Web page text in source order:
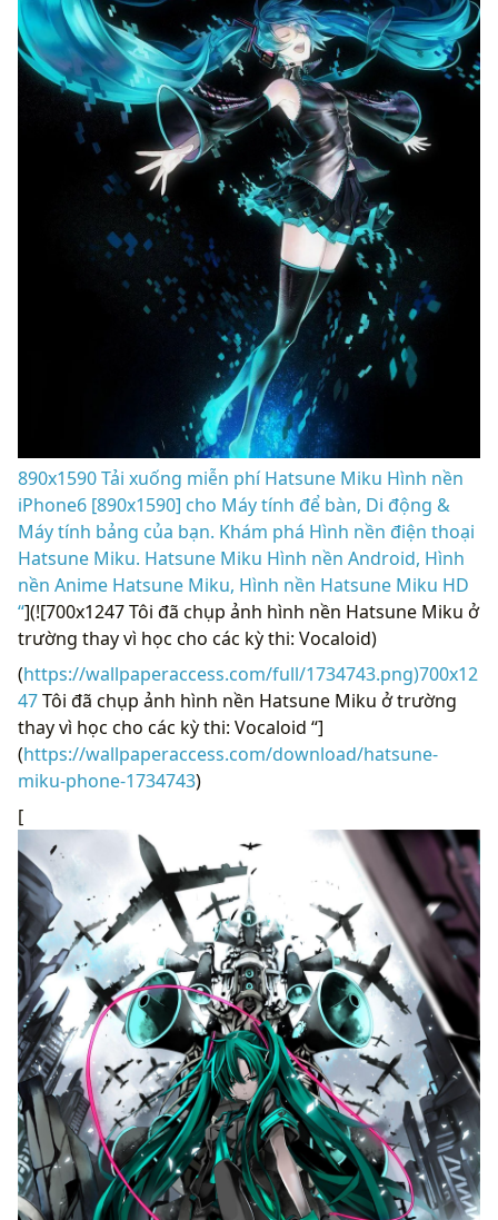
890x1590 Tải xuống miễn phí Hatsune Miku Hình nền
iPhone6 [890x1590] cho Máy tính để bàn, Di động &
Máy tính bảng của bạn. Khám phá Hình nền điện thoại
Hatsune Miku. Hatsune Miku Hình nền Android, Hình
nền Anime Hatsune Miku, Hình nền Hatsune Miku HD
“](![700x1247 Tôi đã chụp ảnh hình nền Hatsune Miku ở
trường thay vì học cho các kỳ thi: Vocaloid)
(https://wallpaperaccess.com/full/1734743.png)700x12
47Tôi đã chụp ảnh hình nền Hatsune Miku ở trường
thay vì học cho các kỳ thi: Vocaloid “]
(https://wallpaperaccess.com/download/hatsune-
miku-phone-1734743)
[